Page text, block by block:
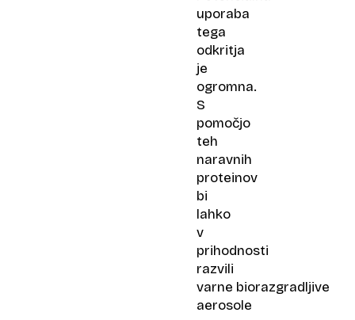
uporaba
tega
odkritja
je
ogromna.
S
pomočjo
teh
naravnih
proteinov
bi
lahko
v
prihodnosti
razvili
varne biorazgradljive
aerosole